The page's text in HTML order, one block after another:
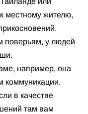
местному жителю,
поверьям, у людей
например, она
коммуникации.
в качестве
там вам